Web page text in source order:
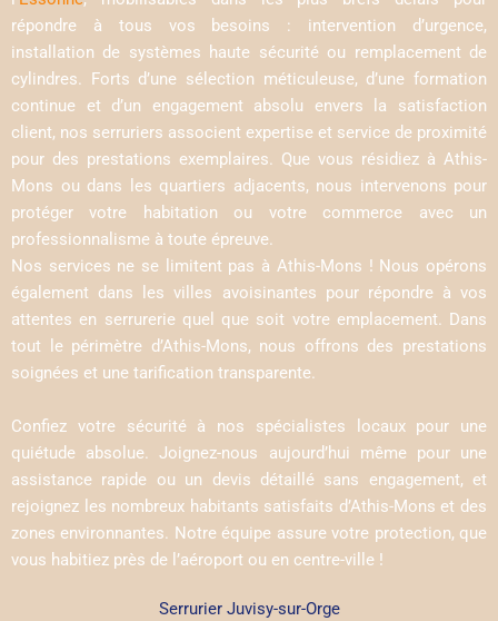
répondre à tous vos besoins : intervention d’urgence,
installation de systèmes haute sécurité ou remplacement de
cylindres. Forts d’une sélection méticuleuse, d’une formation
continue et d’un engagement absolu envers la satisfaction
client, nos serruriers associent expertise et service de proximité
pour des prestations exemplaires. Que vous résidiez à Athis-
Mons ou dans les quartiers adjacents, nous intervenons pour
protéger votre habitation ou votre commerce avec un
professionnalisme à toute épreuve.
Nos services ne se limitent pas à Athis-Mons ! Nous opérons
également dans les villes avoisinantes pour répondre à vos
attentes en serrurerie quel que soit votre emplacement. Dans
tout le périmètre d’Athis-Mons, nous offrons des prestations
soignées et une tarification transparente.
Confiez votre sécurité à nos spécialistes locaux pour une
quiétude absolue. Joignez-nous aujourd’hui même pour une
assistance rapide ou un devis détaillé sans engagement, et
rejoignez les nombreux habitants satisfaits d’Athis-Mons et des
zones environnantes. Notre équipe assure votre protection, que
vous habitiez près de l’aéroport ou en centre-ville !
Serrurier Juvisy-sur-Orge